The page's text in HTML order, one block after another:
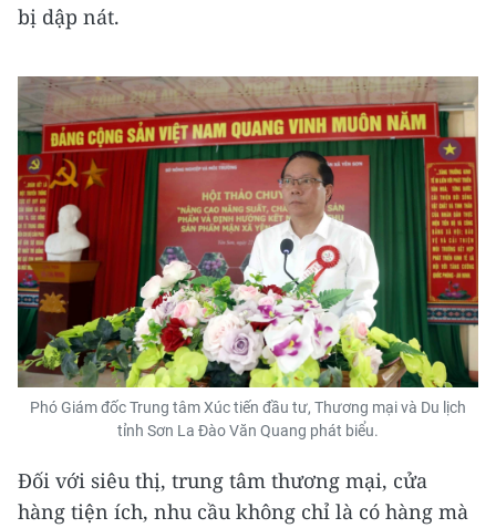
bị dập nát.
Phó Giám đốc Trung tâm Xúc tiến đầu tư, Thương mại và Du lịch
tỉnh Sơn La Đào Văn Quang phát biểu.
Đối với siêu thị, trung tâm thương mại, cửa
hàng tiện ích, nhu cầu không chỉ là có hàng mà